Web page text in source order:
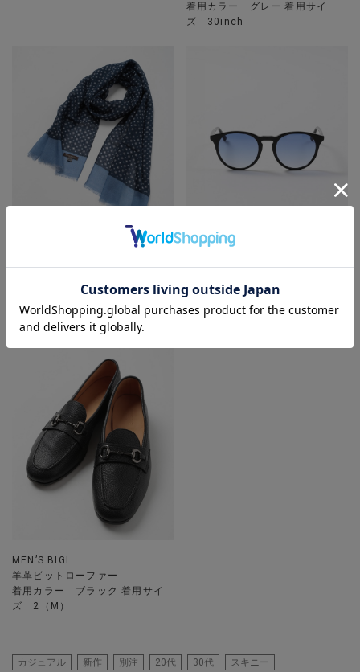
着用カラー グレー 着用サイ
ズ 30inch
着用カラー ブルー 着用サイ
ズ FREE
ィークエンド）】NEW DEPP
着用カラー ブルー系その他 着
MEN’S BIGI
羊革ビットローファー
着用カラー ブラック 着用サイ
ズ 2（M）
カジュアル 新作 別注 20代 30代
スキニー